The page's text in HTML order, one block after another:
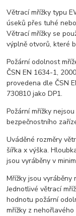
Větrací mřížky typu
úseků přes tuhé
Větrací mřížky se
výplně otvorů, které
Požární odolnost
ČSN EN 1634-1,
provedena dle ČSN
730810 jako DP1.
Požární mřížky
bezpečnostního
Uváděné rozměry
šířka x výška.
jsou vyráběny v
Mřížky jsou vyráběny
Jednotlivé větrací
hodnotu požární
mřížky z